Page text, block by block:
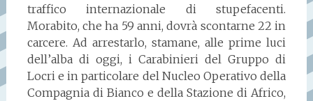
traffico internazionale di stupefacenti.
Morabito, che ha 59 anni, dovrà scontarne 22 in
carcere. Ad arrestarlo, stamane, alle prime luci
dell’alba di oggi, i Carabinieri del Gruppo di
Locri e in particolare del Nucleo Operativo della
Compagnia di Bianco e della Stazione di Africo,